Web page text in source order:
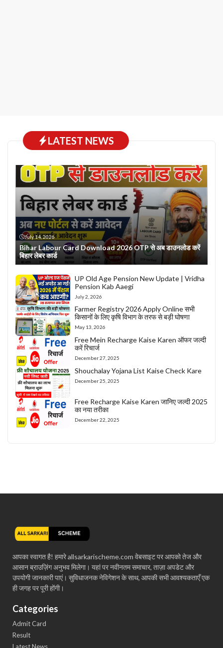
LATEST NEWS
July 14, 2026
Bihar Labour Card Download 2026 OTP से अब डाउनलोड करें
बिहार लेबर कार्ड
UP Old Age Pension New Update | Vridha
Pension Kab Aaegi
July 2, 2026
Farmer Registry 2026 Apply Online सभी
किसानों के लिए कृषि विभाग के तरफ से बड़ी घोषणा
May 13, 2026
Free Mein Recharge Kaise Karen ऑफर जल्दी
करें रिचार्ज
December 27, 2025
Shouchalay Yojana List Kaise Check Kare
December 25, 2025
Free Recharge Kaise Karen जानिए जल्दी 2025
का नया तरीका
December 22, 2025
आपका स्वागत है! हमारे allsarkarischeme.com वेबसाइट पर आपको तेज और
आसान ब्राउज़िंग अनुभव मिलेगा। यहां पर नवीनतम समाचार, ताज़ा अपडेट और
उपयोगी जानकारी पाएं। सुविधाजनक नेविगेशन के साथ, आपकी सभी आवश्यकताएँ एक
ही जगह पर पूरी होंगी।
Categories
Admit Card
Result